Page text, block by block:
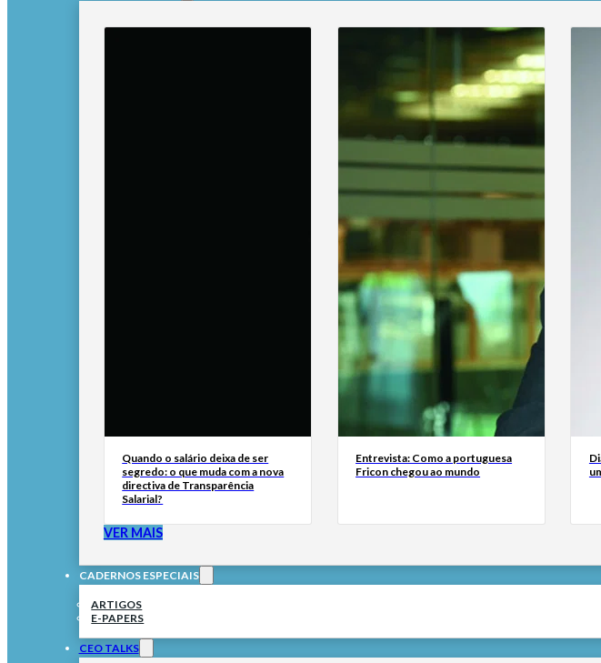
Quando o salário deixa de ser
segredo: o que muda com a nova
directiva de Transparência
Salarial?
Entrevista: Como a portuguesa
Fricon chegou ao mundo
VER MAIS
CADERNOS ESPECIAIS
ARTIGOS
E-PAPERS
CEO TALKS